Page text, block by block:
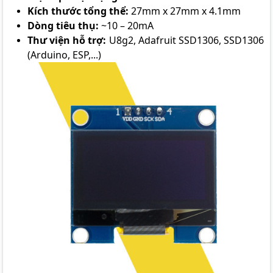
Kích thước tổng thể: 27mm x 27mm x 4.1mm
Dòng tiêu thụ: ~10 – 20mA
Thư viện hỗ trợ: U8g2, Adafruit SSD1306, SSD1306
(Arduino, ESP,...)